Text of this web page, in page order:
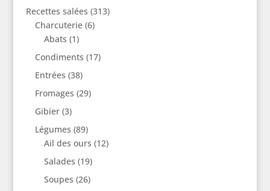
Recettes salées (313)
Charcuterie(6)
Abats (1)
Condiments (17)
Entrées (38)
Fromages (29)
Gibier(3)
Légumes (89)
Ail des ours (12)
Salades (19)
Soupes (26)